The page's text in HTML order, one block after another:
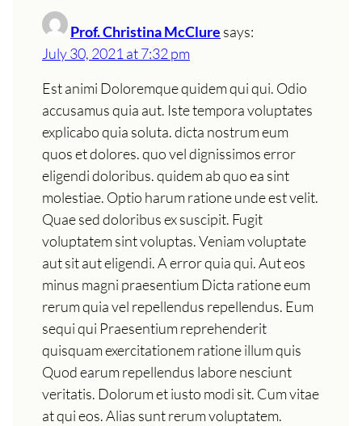
Prof. Christina McClure says:
July 30, 2021 at 7:32 pm
Est animi Doloremque quidem qui qui. Odio
accusamus quia aut. Iste tempora voluptates
explicabo quia soluta. dicta nostrum eum
quos et dolores. quo vel dignissimos error
eligendi doloribus. quidem ab quo ea sint
molestiae. Optio harum ratione unde est velit.
Quae sed doloribus ex suscipit. Fugit
voluptatem sint voluptas. Veniam voluptate
aut sit aut eligendi. A error quia qui. Aut eos
minus magni praesentium Dicta ratione eum
rerum quia vel repellendus repellendus. Eum
sequi qui Praesentium reprehenderit
quisquam exercitationem ratione illum quis
Quod earum repellendus labore nesciunt
veritatis. Dolorum et iusto modi sit. Cum vitae
at qui eos. Alias sunt rerum voluptatem.